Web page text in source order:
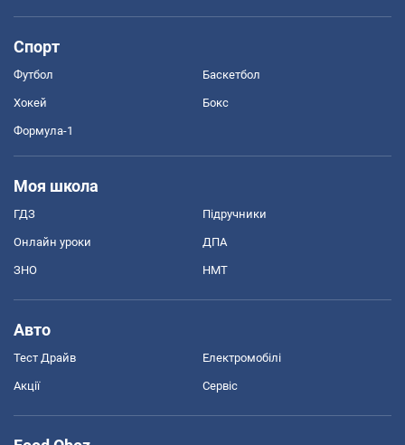
Спорт
Футбол Баскетбол
Хокей Бокс
Формула-1
Моя школа
ГДЗ Підручники
Онлайн уроки ДПА
ЗНО НМТ
Авто
Тест Драйв Електромобілі
Акції Сервіс